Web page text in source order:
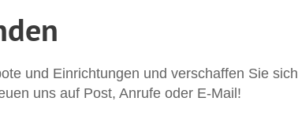
und Einrichtungen und verschaffen Sie sich
uns auf Post, Anrufe oder E-Mail!